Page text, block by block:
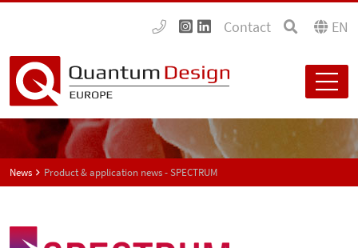
Contact EN
News Product & application news - SPECTRUM